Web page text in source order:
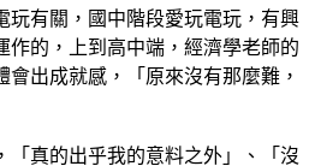
玩有關，國中階段愛玩電玩，有興
作的，上到高中端，經濟學老師的
出成就感，「原來沒有那麼難，
「真的出乎我的意料之外」、「沒